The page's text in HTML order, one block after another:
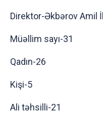
Direktor-Əkbərov Amil
Müəllim sayı-31
Qadın-26
Kişi-5
Ali təhsilli-21